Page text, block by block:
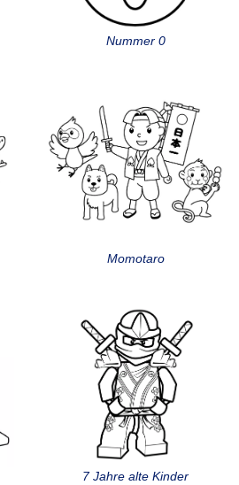
Nummer 0
Momotaro
7 Jahre alte Kinder